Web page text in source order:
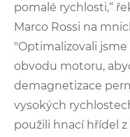
pomalé rychlosti,“
Marco Rossi na
"Optimalizovali
obvodu motoru,
demagnetizace
vysokých
použili hnací hřídel